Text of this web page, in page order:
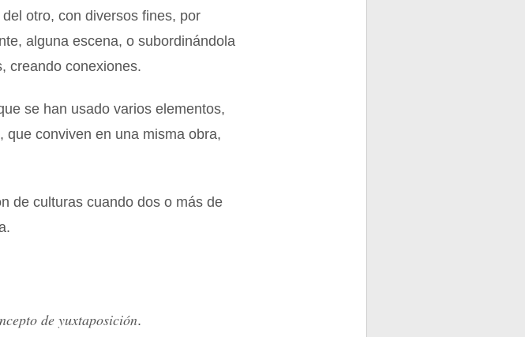
otro, con diversos fines, por
alguna escena, o subordinándola
creando conexiones.
se han usado varios elementos,
que conviven en una misma obra,
de culturas cuando dos o más de
de yuxtaposición.